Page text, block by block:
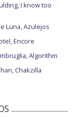
I know too
Luna, Azulejos
Encore
Algorithm
Chakzilla